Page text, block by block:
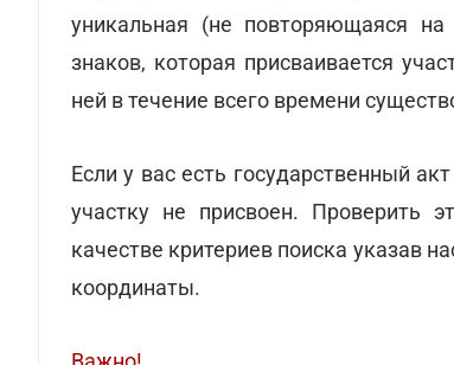
уникальная (не повторяющаяся
знаков, которая присваивается
ней в течение всего времени
Если у вас есть государственный
участку не присвоен. Проверить
качестве критериев поиска указав
координаты.